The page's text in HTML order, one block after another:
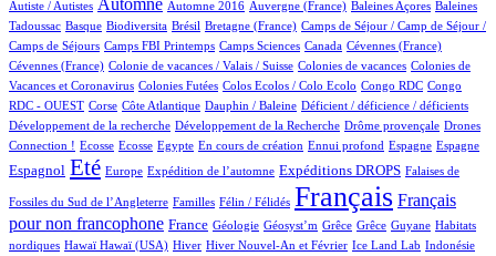
Autiste / Autistes
Automne 2016 Auvergne (France) Baleines Açores Baleines
Tadoussac
1/934 Basque
80/934 Biodiversita
1/934 Brésil
14/934 Bretagne (France)
110/934
Camps de Séjour / Camp de Séjour /
Camps de Séjours
5/934 Camps FBI Printemps
15/934 Camps Sciences
4/934 Canada
3/934 Cévennes (France)
2/934
Cévennes (France)
1/934 Colonie de vacances / Valais / Suisse
6/934 Colonies de vacances
3/934
Colonies de
Vacances et Coronavirus
1/934 Colonies Futées
1/934 Colos Ecolos / Colo Ecolo
1/934 Congo RDC
2/934
Congo
RDC - OUEST
1/934 Corse
17/934 Côte Atlantique
1/934 Dauphin / Baleine
2/934 Déficient / déficience / déficients
1/934
Développement de la recherche
1/934 Développement de la Recherche
2/934 Drôme provençale
13/934
Drones
Connection !
1/934 Ecosse
1/934 Ecosse
1/934 Egypte
15/934 En cours de création
2/934 Ennui profond
23/934 Espagne
17/934 Espagne
267/934
Espagnol
707/934 Eté
13/934 Europe
177/934 Expédition de l’automne
266/934 Expéditions DROPS
4/934 Falaises de
Fossiles du Sud de l’Angleterre Familles Félin / Félidés Français Français
pour non francophone
292/934 France
35/934 Géologie
1/934 Géosyst’m
1/934 Grêce
1/934 Grêce
1/934 Guyane
3/934
Habitats
nordiques
2/934 Hawaï
2/934 Hawaï (USA)
151/934 Hiver
26/934 Hiver Nouvel-An et Février
9/934 Ice Land Lab
2/934 Indonésie
2/934